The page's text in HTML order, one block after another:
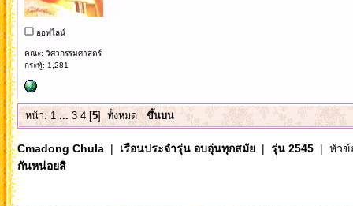
ออฟไลน์
คณะ: วิศวกรรมศาสตร์
กระทู้: 1,281
หน้า:1 ... 3 4[5] ทั้งหมด ขึ้นบน
Cmadong Chula| เรือนประจำรุ่น อบอุ่นทุกสมัย| รุ่น 2545| หัวข้
กันหน่อยสิ